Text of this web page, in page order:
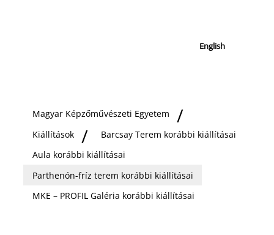
English
Magyar Képzőművészeti Egyetem
Kiállítások
Barcsay Terem korábbi kiállításai
Aula korábbi kiállításai
Parthenón-fríz terem korábbi kiállításai
MKE – PROFIL Galéria korábbi kiállításai